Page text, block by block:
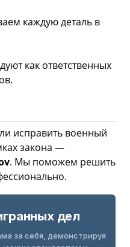
каждую деталь в
как ответственных
исправить военный
закона —
. Мы поможем решить
дел
за себя, демонстрируя